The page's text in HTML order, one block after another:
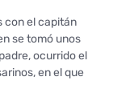
con el capitán
se tomó unos
ocurrido el
en el que